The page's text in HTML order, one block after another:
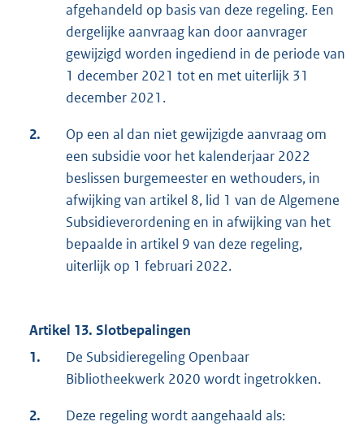
afgehandeld op basis van deze regeling. Een
dergelijke aanvraag kan door aanvrager
gewijzigd worden ingediend in de periode van
1 december 2021 tot en met uiterlijk 31
december 2021.
2.
Op een al dan niet gewijzigde aanvraag om
een subsidie voor het kalenderjaar 2022
beslissen burgemeester en wethouders, in
afwijking van artikel 8, lid 1 van de Algemene
Subsidieverordening en in afwijking van het
bepaalde in artikel 9 van deze regeling,
uiterlijk op 1 februari 2022.
Artikel 13. Slotbepalingen
1.
De Subsidieregeling Openbaar
Bibliotheekwerk 2020 wordt ingetrokken.
2.
Deze regeling wordt aangehaald als: